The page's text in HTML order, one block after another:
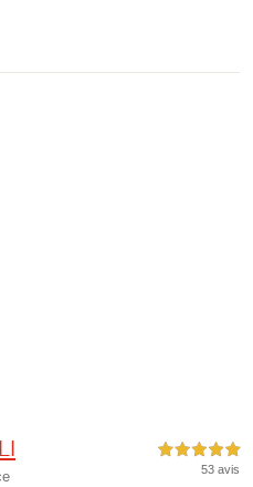
5,0 étoiles sur 5
53 avis